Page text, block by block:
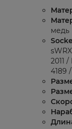
медь
2011
4189